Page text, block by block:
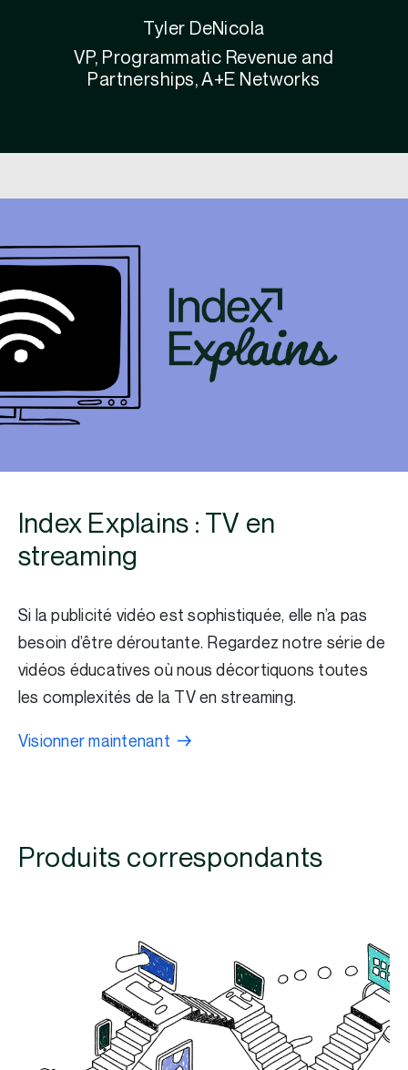
Tyler DeNicola
VP, Programmatic Revenue and
Partnerships, A+E Networks
Index Explains : TV en
streaming
Si la publicité vidéo est sophistiquée, elle n’a pas
besoin d’être déroutante. Regardez notre série de
vidéos éducatives où nous décortiquons toutes
les complexités de la TV en streaming.
Visionner maintenant
Produits correspondants